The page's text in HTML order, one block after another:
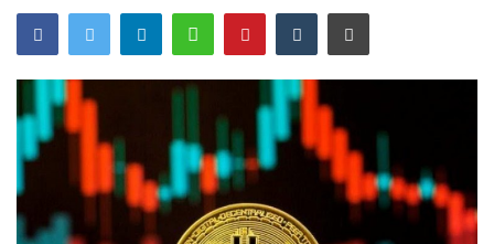
Siyaset
Spor
SAĞLIK
EĞİTİM